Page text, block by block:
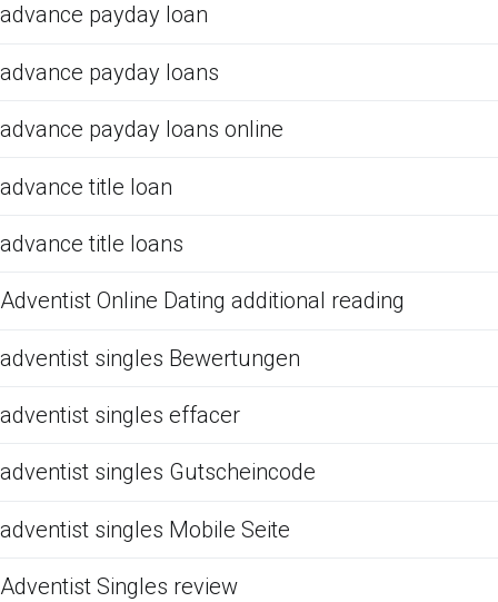
advance payday loan
advance payday loans
advance payday loans online
advance title loan
advance title loans
Adventist Online Dating additional reading
adventist singles Bewertungen
adventist singles effacer
adventist singles Gutscheincode
adventist singles Mobile Seite
Adventist Singles review